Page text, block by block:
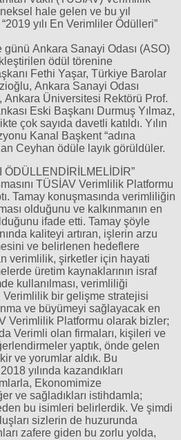
hale gelen ve bu yıl
yılı En Verimliler Ödülleri”
Ankara Sanayi Odası (ASO)
ödül törenine
Fethi Yaşar, Türkiye Barolar
Ankara Sanayi Odası
Ankara Üniversitesi Rektörü Prof.
Eski Başkanı Durmuş Yılmaz,
çok sayıda davetli katıldı. Yılın
Kanal Başkent “adına
Ceyhan ödüle layık görüldüler.
ÖDÜLLENDİRİLMELİDİR”
TÜSİAV Verimlilik Platformu
Tamay konuşmasında verimliliğin
olduğunu ve kalkınmanın en
ifade etti. Tamay şöyle
kaliteyi artıran, işlerin arzu
ve belirlenen hedeflere
verimlilik, şirketler için hayati
üretim kaynaklarının israf
kullanılması, verimliliği
Verimlilik bir gelişme stratejisi
ve büyümeyi sağlayacak en
Verimlilik Platformu olarak bizler;
Verimli olan firmaları, kişileri ve
yaptık, önde gelen
ve yorumlar aldık. Bu
2018 yılında kazandıkları
Ekonomimize
ve sağladıkları istihdamla;
bu isimleri belirlerdik. Ve şimdi
sizlerin de huzurunda
zafere giden bu zorlu yolda,